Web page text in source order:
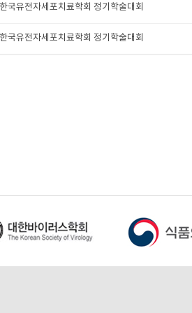
국유전자세포치료학회 정기학술대회
국유전자세포치료학회 정기학술대회